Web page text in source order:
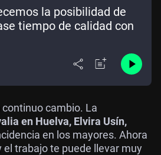
la posibilidad de
tiempo de calidad con
cambio. La
en Huelva, Elvira Usín,
en los mayores. Ahora
el trabajo te puede llevar muy